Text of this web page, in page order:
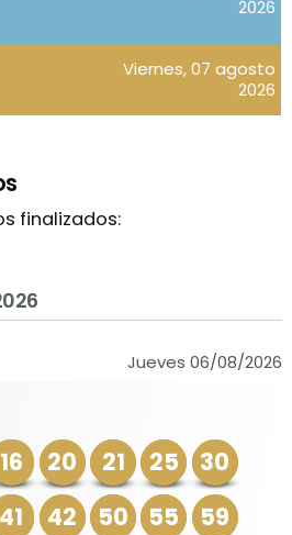
2026
Viernes, 07 agosto
2026
finalizados:
Jueves 06/08/2026
16 20 21 25
30
41 42 50 55
59